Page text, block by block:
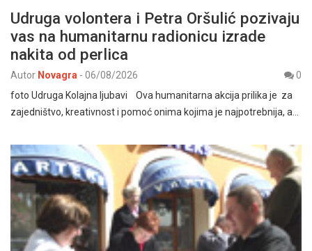
Udruga volontera i Petra Oršulić pozivaju
vas na humanitarnu radionicu izrade
nakita od perlica
Autor Novagra - 06/08/2026
0
foto Udruga Kolajna ljubavi Ova humanitarna akcija prilika je za
zajedništvo, kreativnost i pomoć onima kojima je najpotrebnija, a…